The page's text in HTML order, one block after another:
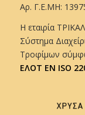
Αρ. Γ.Ε.ΜΗ:
Η εταιρία
Σύστημα
Τροφίμων
ΕΛΟΤ EN ISO